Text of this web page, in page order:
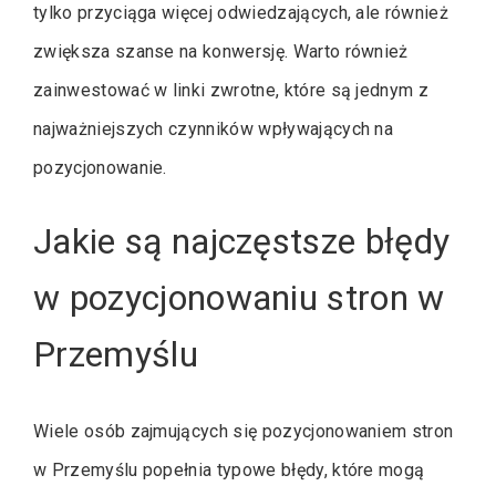
tylko przyciąga więcej odwiedzających, ale również
zwiększa szanse na konwersję. Warto również
zainwestować w linki zwrotne, które są jednym z
najważniejszych czynników wpływających na
pozycjonowanie.
Jakie są najczęstsze błędy
w pozycjonowaniu stron w
Przemyślu
Wiele osób zajmujących się pozycjonowaniem stron
w Przemyślu popełnia typowe błędy, które mogą